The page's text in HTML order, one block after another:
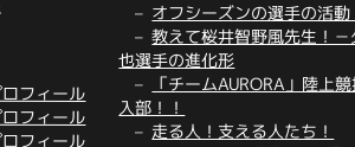
フィール
フィール
フィール
オフシーズンの選手の活
教えて桜井智野風先生！
也選手の進化形
「チームAURORA」陸上
入部！！
走る人！支える人たち！